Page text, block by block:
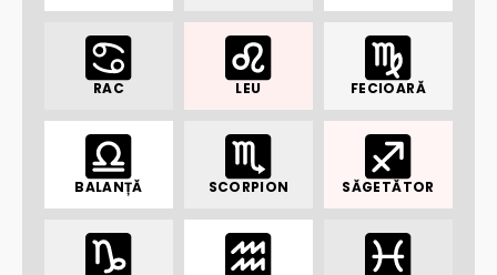
RAC LEU FECIOARĂ
BALANȚĂ SCORPION SĂGETĂTOR